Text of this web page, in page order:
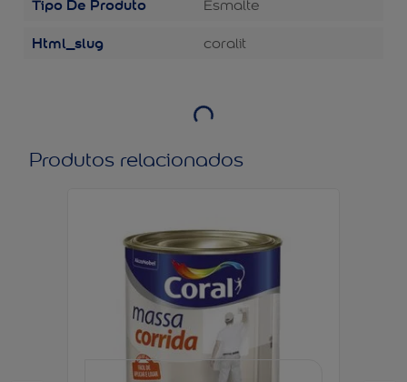
Tipo De Produto Esmalte
Html_slug coralit
Produtos relacionados